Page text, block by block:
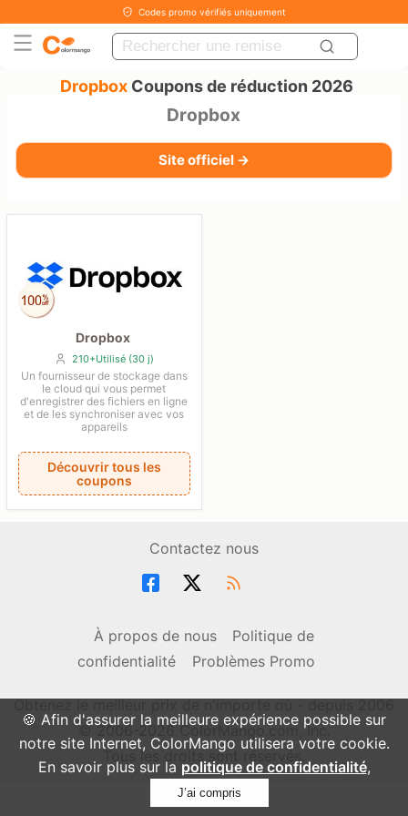
🍪 Afin d'assurer la meilleure expérience possible sur
notre site Internet, ColorMango utilisera votre cookie.
En savoir plus sur la politique de confidentialité,
J’ai compris
Codes promo vérifiés uniquement
Dropbox Coupons de réduction 2026
Dropbox
Site officiel →
Dropbox
210+Utilisé (30 j)
Un fournisseur de stockage dans
le cloud qui vous permet
d'enregistrer des fichiers en ligne
et de les synchroniser avec vos
appareils
Découvrir tous les
coupons
Contactez nous
À propos de nous
Politique de
confidentialité
Problèmes Promo
© 2006-2026 ColorMango.com, Inc.
Tous les droits sont réservés.